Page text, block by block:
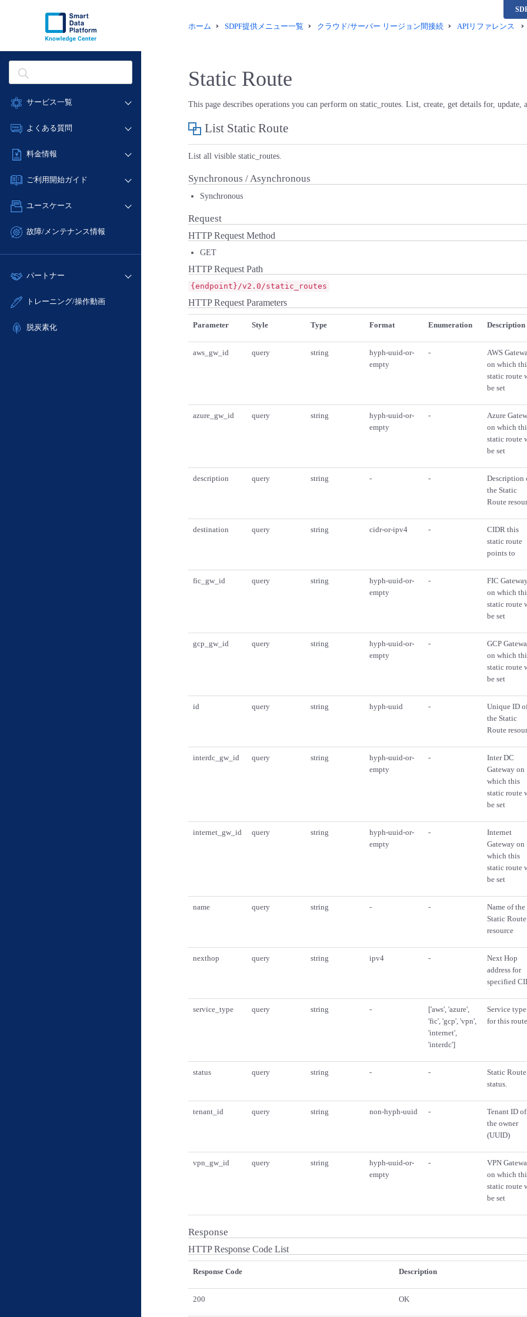
サービス一覧
データ利活用
ネットワーク
IoT
サポート
管理機能
よくある質問
データ利活用
ネットワーク
IoT
サポート
管理機能
すべてのメニューを見る
料金情報
料金シミュレーター
クラウド/サーバー
ネットワーク
サポート
すべてのメニューを見る
ご利用開始ガイド
■ 管理機能
- 初期設定・確認
- ユーザー機能の管理
- APIリファレンス
ユースケース
- バックアップ
- IoT
- ITインフラストラクチャー
故障/メンテナンス情報
サービス稼働状況
故障/メンテナンス履歴
定期メンテナンス
パートナー
販売パートナー向けプログラム
トレーニング/操作動画
脱炭素化
ホーム SDPF提供メニュー一覧 クラウド/サーバー リージョン間接続 APIリファレンス
Static Route
This page describes operations you can perform on static_routes. List, create, get details for, update,
List Static Route
List all visible static_routes.
Synchronous / Asynchronous
Synchronous
Request
HTTP Request Method
GET
HTTP Request Path
{endpoint}/v2.0/static_routes
HTTP Request Parameters
Parameter Style Type Format Enumeration Description
aws_gw_id query string
hyph-uuid-or-
empty
-
AWS
on which
static route
be set
azure_gw_id query string
hyph-uuid-or-
empty
-
Azure
on which
static route
be set
description query string - -
Description
the Static
Route
destination query string cidr-or-ipv4 -
CIDR this
static route
points to
fic_gw_id query string
hyph-uuid-or-
empty
-
FIC
on which
static route
be set
gcp_gw_id query string
hyph-uuid-or-
empty
-
GCP
on which
static route
be set
id query string hyph-uuid -
Unique ID
the Static
Route
interdc_gw_id query string
hyph-uuid-or-
empty
-
Inter DC
Gateway on
which this
static route
be set
internet_gw_id query string
hyph-uuid-or-
empty
-
Internet
Gateway on
which this
static route
be set
name query string - -
Name of the
Static Route
resource
nexthop query string ipv4 -
Next Hop
address for
specified
service_type query string -
['aws', 'azure',
'fic', 'gcp', 'vpn',
'internet',
'interdc']
Service type
for this route
status query string - -
Static Route
status.
tenant_id query string non-hyph-uuid -
Tenant ID of
the owner
(UUID)
vpn_gw_id query string
hyph-uuid-or-
empty
-
VPN
on which
static route
be set
Response
HTTP Response Code List
Response Code Description
200 OK